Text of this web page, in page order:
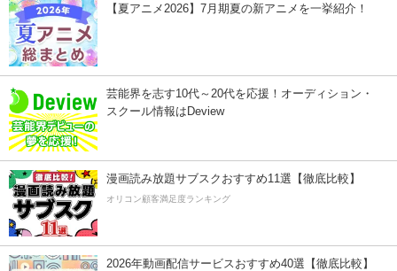
【夏アニメ2026】7月期夏の新アニメを一挙紹介！
芸能界を志す10代～20代を応援！オーディション・
スクール情報はDeview
漫画読み放題サブスクおすすめ11選【徹底比較】
オリコン顧客満足度ランキング
2026年動画配信サービスおすすめ40選【徹底比較】